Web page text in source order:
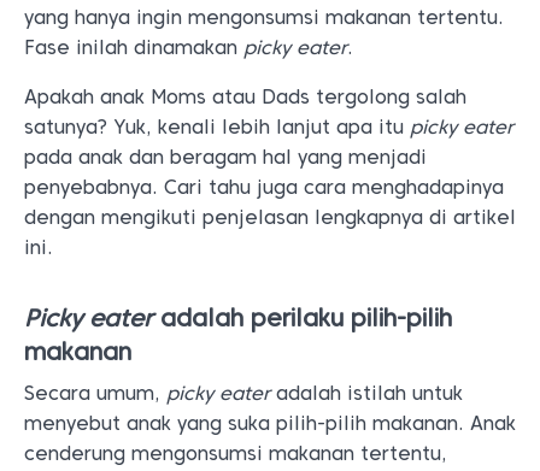
yang hanya ingin mengonsumsi makanan tertentu.
Fase inilah dinamakan picky eater.
Apakah anak Moms atau Dads tergolong salah
satunya? Yuk, kenali lebih lanjut apa itu picky eater
pada anak dan beragam hal yang menjadi
penyebabnya. Cari tahu juga cara menghadapinya
dengan mengikuti penjelasan lengkapnya di artikel
ini.
Picky eateradalah perilaku pilih-pilih
makanan
Secara umum, picky eateradalah istilah untuk
menyebut anak yang suka pilih-pilih makanan. Anak
cenderung mengonsumsi makanan tertentu,